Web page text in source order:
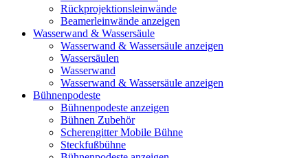
Rückprojektionsleinwände
Beamerleinwände anzeigen
Wasserwand & Wassersäule
Wasserwand & Wassersäule anzeigen
Wassersäulen
Wasserwand
Wasserwand & Wassersäule anzeigen
Bühnenpodeste
Bühnenpodeste anzeigen
Bühnen Zubehör
Scherengitter Mobile Bühne
Steckfußbühne